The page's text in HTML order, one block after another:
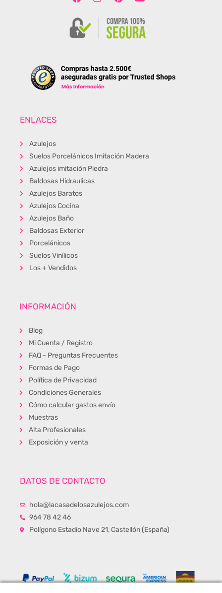
ENLACES
Azulejos
Suelos Porcelánicos Imitación Madera
Azulejos imitación Piedra
Baldosas Hidraulicas
Azulejos Baratos
Azulejos Cocina
Azulejos Baño
Baldosas Exterior
Porcelánicos
Suelos Vinílicos
Los + Vendidos
INFORMACIÓN
Blog
Mi Cuenta / Registro
FAQ - Preguntas Frecuentes
Formas de Pago
Política de Privacidad
Condiciones Generales
Cómo calcular gastos envío
Muestras
Alta Profesionales
Exposición y venta
DATOS DE CONTACTO
hola@lacasadelosazulejos.com
964 78 42 46
Polígono Estadio Nave 21, Castellón (España)